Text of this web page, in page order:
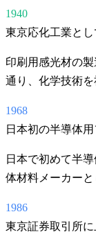
1940
東京応化工業とし
印刷用感光材の
通り、化学技術を
1968
日本初の半導体
日本で初めて半
体材料メーカーと
1986
東京証券取引所